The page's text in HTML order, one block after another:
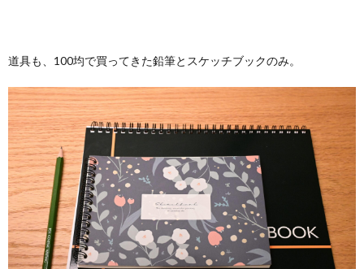
道具も、100均で買ってきた鉛筆とスケッチブックのみ。